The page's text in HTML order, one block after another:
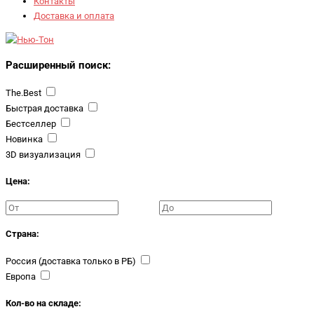
Доставка и оплата
Расширенный поиск:
The.Best
Быстрая доставка
Бестселлер
Новинка
3D визуализация
Цена:
Страна:
Россия (доставка только в РБ)
Европа
Кол-во на складе: